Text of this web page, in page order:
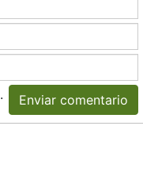
. Enviar comentario